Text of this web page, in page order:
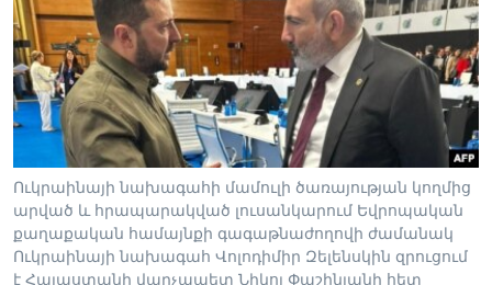
Լեզուներ
Ուկրաինայի նախագահի մամուլի ծառայության կողմից
արված և հրապարակված լուսանկարում Եվրոպական
քաղաքական համայնքի գագաթնաժողովի ժամանակ
Ուկրաինայի նախագահ Վոլոդիմիր Զելենսկին զրուցում
է Հայաստանի վարչապետ Նիկոլ Փաշինյանի հետ